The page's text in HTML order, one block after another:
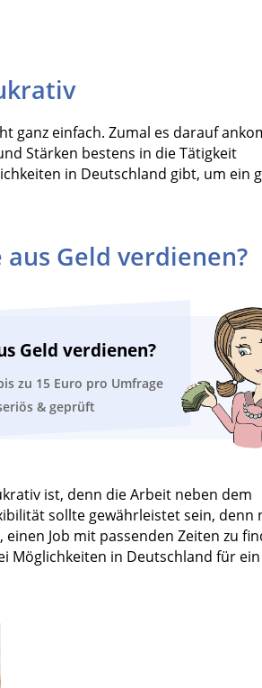
ganz einfach. Zumal es darauf
Stärken bestens in die Tätigkeit
in Deutschland gibt, um ein
Geld verdienen?
Geld verdienen?
zu 15 Euro pro Umfrage
& geprüft
ist, denn die Arbeit neben dem
sollte gewährleistet sein, denn
Job mit passenden Zeiten zu
Möglichkeiten in Deutschland für ein
Heimarbeit ohne PC: Die
Arbeitslosengeld: Wofür